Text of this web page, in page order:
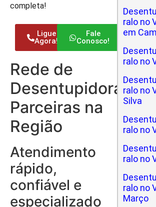
completa!
Ligue
Agora!
Fale
Conosco!
Rede de
Desentupidoras
Parceiras na
Região
Atendimento
rápido,
confiável e
especializado
ralo no
em
ralo no
ralo no
Silva
ralo no
ralo no
ralo no
Março